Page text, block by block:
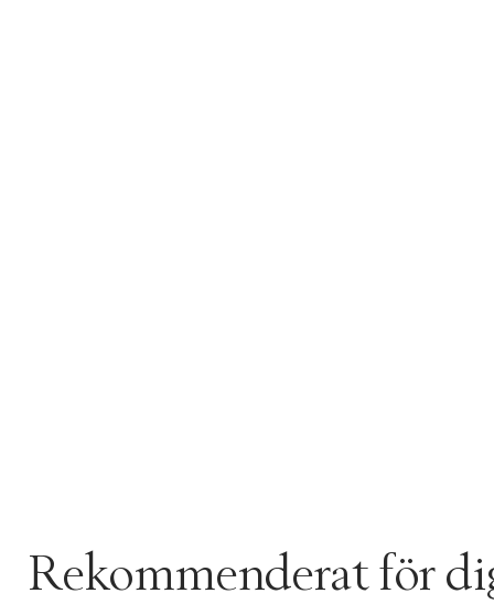
Rekommenderat för